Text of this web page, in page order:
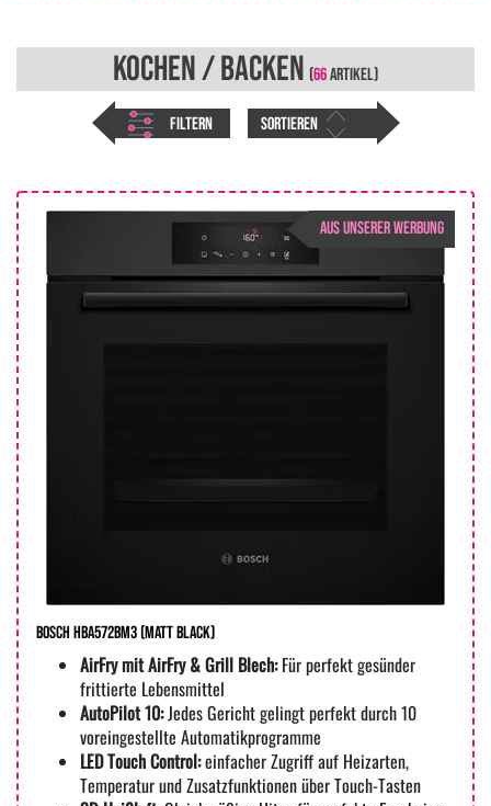
FILTERN
KOCHEN / BACKEN (66ARTIKEL)
SORTIEREN
AUS UNSERER WERBUNG
Bosch HBA572BM3 (matt black)
AirFry mit AirFry & Grill Blech:Für perfekt gesünder
frittierte Lebensmittel
AutoPilot 10:Jedes Gericht gelingt perfekt durch 10
voreingestellte Automatikprogramme
LED Touch Control:einfacher Zugriff auf Heizarten,
Temperatur und Zusatzfunktionen über Touch-Tasten